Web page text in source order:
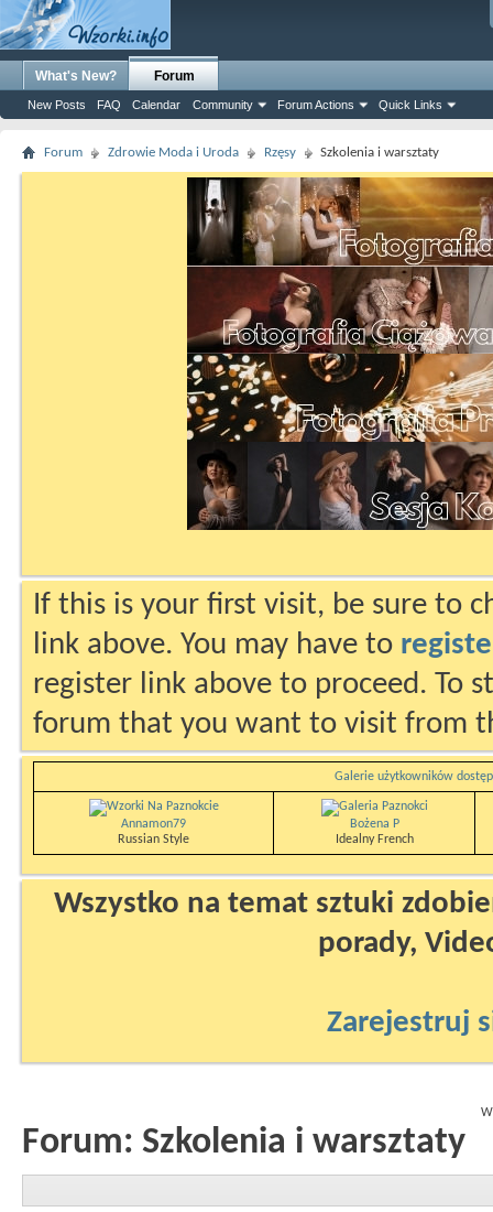
What's New? Forum
New Posts FAQ Calendar Community Forum Actions Quick Links
Forum Zdrowie Moda i Uroda Rzęsy Szkolenia i warsztaty
If this is your first visit, be sure to
link above. You may have to
register link above to proceed. To
forum that you want to visit from
Galerie użytkowników
Annamon79
Russian Style
Bożena P
Idealny French
Wszystko na temat sztuki
porady,
Zarejestruj
Forum: Szkolenia i warsztaty